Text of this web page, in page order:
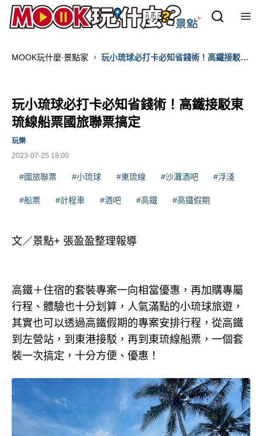
MOOK玩什麼‧景點家
玩小琉球必打卡必知省錢術！高鐵接駁東
玩小琉球必打卡必知省錢術！高鐵接駁東
琉線船票國旅聯票搞定
2023-07-25 18:00
玩樂
#國旅聯票 #小琉球 #東琉線 #沙灘酒吧 #浮淺
#船票 #計程車 #酒吧 #高鐵 #高鐵假期
文／景點+ 張盈盈整理報導
高鐵＋住宿的套裝專案一向相當優惠，再加購專屬
行程、體驗也十分划算，人氣滿點的小琉球旅遊，
其實也可以透過高鐵假期的專案安排行程，從高鐵
到左營站，到東港接駁，再到東琉線船票，一個套
裝一次搞定，十分方便、優惠！